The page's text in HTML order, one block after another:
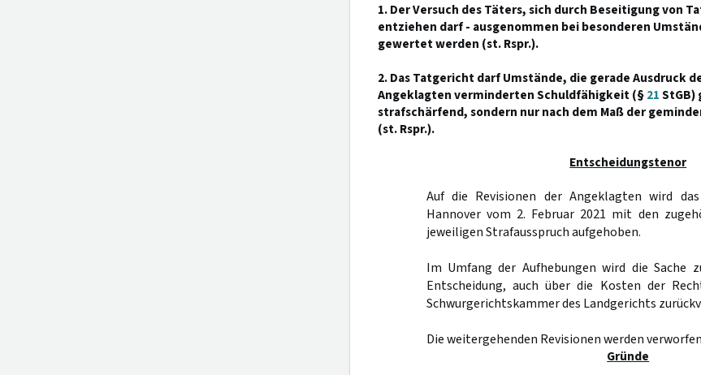
1. Der Versuch des Täters, sich durch Beseitigung von
entziehen darf - ausgenommen bei besonderen
gewertet werden (st. Rspr.).
2. Das Tatgericht darf Umstände, die gerade Ausdruck
Angeklagten verminderten Schuldfähigkeit (§21StGB)
strafschärfend, sondern nur nach dem Maß der
(st. Rspr.).
Entscheidungstenor
Auf die Revisionen der Angeklagten wird
Hannover vom 2. Februar 2021 mit den
jeweiligen Strafausspruch aufgehoben.
Im Umfang der Aufhebungen wird die Sache
Entscheidung, auch über die Kosten der
Schwurgerichtskammer des Landgerichts
Die weitergehenden Revisionen werden
Gründe